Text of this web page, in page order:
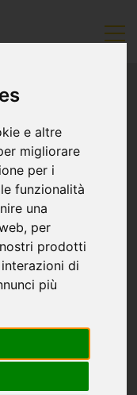
e altre
migliorare
per i
funzionalità
una
, per
prodotti
di
più